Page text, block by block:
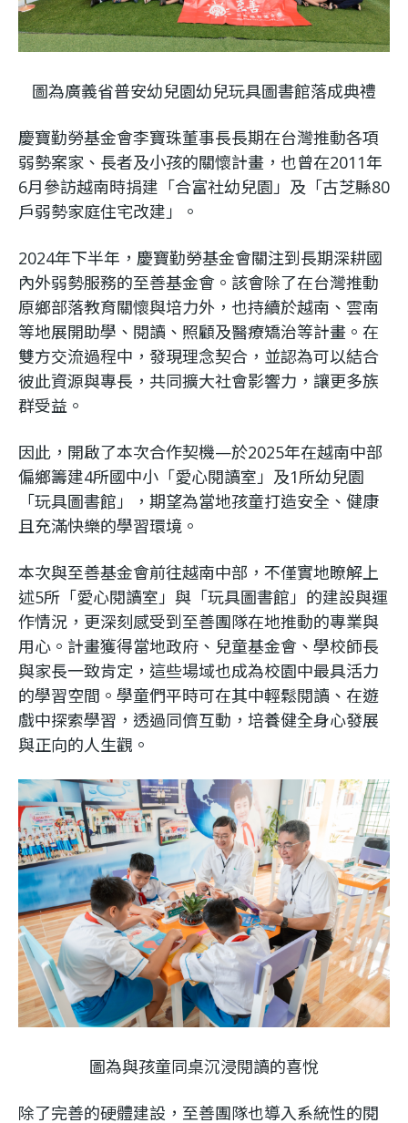
金
會
圖為廣義省普安幼兒園幼兒玩具圖書館落成典禮
慶寶勤勞基金會李寶珠董事長長期在台灣推動各項
弱勢案家、長者及小孩的關懷計畫，也曾在2011年
6月參訪越南時捐建「合富社幼兒園」及「古芝縣80
戶弱勢家庭住宅改建」。
2024年下半年，慶寶勤勞基金會關注到長期深耕國
內外弱勢服務的至善基金會。該會除了在台灣推動
原鄉部落教育關懷與培力外，也持續於越南、雲南
等地展開助學、閱讀、照顧及醫療矯治等計畫。在
雙方交流過程中，發現理念契合，並認為可以結合
彼此資源與專長，共同擴大社會影響力，讓更多族
群受益。
因此，開啟了本次合作契機—於2025年在越南中部
偏鄉籌建4所國中小「愛心閱讀室」及1所幼兒園
「玩具圖書館」，期望為當地孩童打造安全、健康
且充滿快樂的學習環境。
本次與至善基金會前往越南中部，不僅實地瞭解上
述5所「愛心閱讀室」與「玩具圖書館」的建設與運
作情況，更深刻感受到至善團隊在地推動的專業與
用心。計畫獲得當地政府、兒童基金會、學校師長
與家長一致肯定，這些場域也成為校園中最具活力
的學習空間。學童們平時可在其中輕鬆閱讀、在遊
戲中探索學習，透過同儕互動，培養健全身心發展
與正向的人生觀。
圖為與孩童同桌沉浸閱讀的喜悅
除了完善的硬體建設，至善團隊也導入系統性的閱